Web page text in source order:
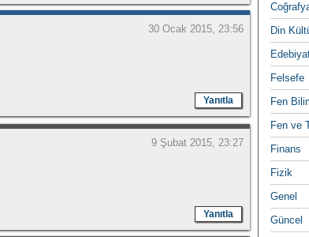
30 Ocak 2015, 23:56
Yanıtla
9 Şubat 2015, 23:27
Yanıtla
Din
Felsefe
Fen
Fen ve
Finans
Fizik
Genel
Güncel